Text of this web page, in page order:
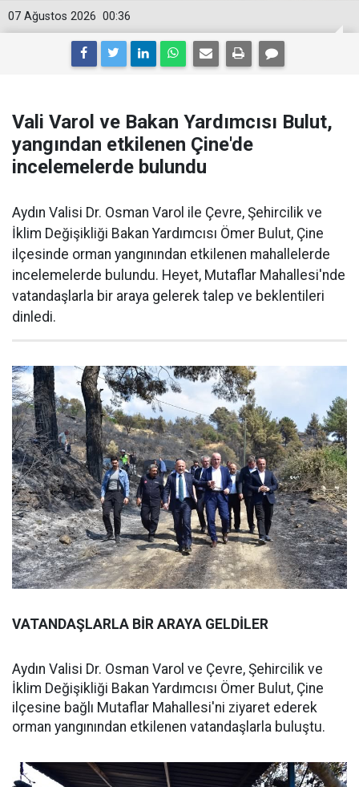
00:36
07 Ağustos 2026
Vali Varol ve Bakan Yardımcısı Bulut,
yangından etkilenen Çine'de
incelemelerde bulundu
Aydın Valisi Dr. Osman Varol ile Çevre, Şehircilik ve
İklim Değişikliği Bakan Yardımcısı Ömer Bulut, Çine
ilçesinde orman yangınından etkilenen mahallelerde
incelemelerde bulundu. Heyet, Mutaflar Mahallesi'nde
vatandaşlarla bir araya gelerek talep ve beklentileri
dinledi.
VATANDAŞLARLA BİR ARAYA GELDİLER
Aydın Valisi Dr. Osman Varol ve Çevre, Şehircilik ve
İklim Değişikliği Bakan Yardımcısı Ömer Bulut, Çine
ilçesine bağlı Mutaflar Mahallesi'ni ziyaret ederek
orman yangınından etkilenen vatandaşlarla buluştu.